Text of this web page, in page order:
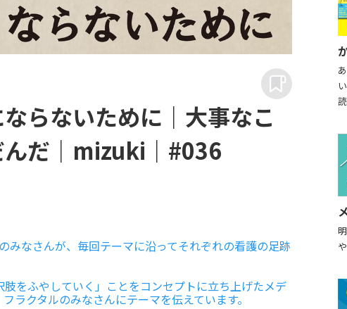
らないために｜大事なこ
んだ｜mizuki｜#036
なさんが、毎回テーマに沿ってそれぞれの看護の足跡
をふやしていく」ことをコンセプトに立ち上げたメデ
ラクタルのみなさんにテーマを伝えています。